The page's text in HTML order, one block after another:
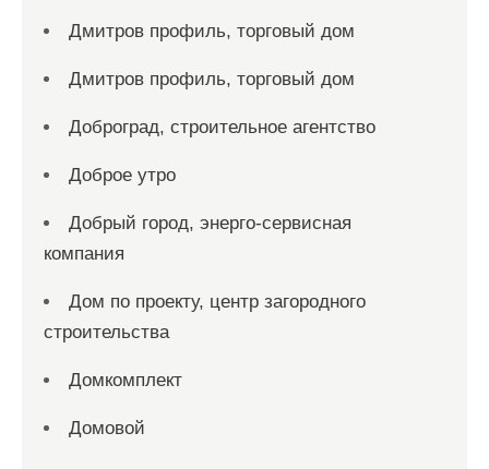
Дмитров профиль, торговый дом
Дмитров профиль, торговый дом
Доброград, строительное агентство
Доброе утро
Добрый город, энерго-сервисная
компания
Дом по проекту, центр загородного
строительства
Домкомплект
Домовой